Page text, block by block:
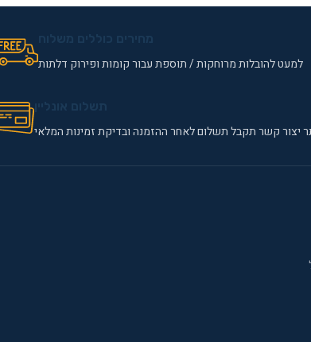
למעט להובלות מרוחקות / תוספת עבור קומות ופירוק דלתות
יצור קשר תקבל תשלום לאחר ההזמנה ובדיקת זמינות המלאי